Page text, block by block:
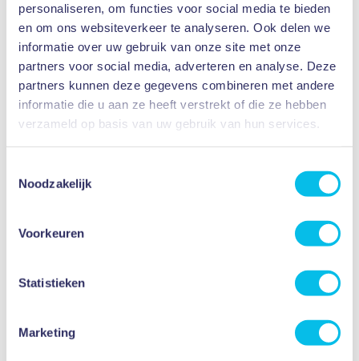
personaliseren, om functies voor social media te bieden
en om ons websiteverkeer te analyseren. Ook delen we
informatie over uw gebruik van onze site met onze
partners voor social media, adverteren en analyse. Deze
partners kunnen deze gegevens combineren met andere
informatie die u aan ze heeft verstrekt of die ze hebben
verzameld op basis van uw gebruik van hun services.
Noodzakelijk
Voorkeuren
Statistieken
Marketing
Ma20JUL Vr28AUG
Zomervakantie
Alle leerlingen
Ma31 AUG
Leerlingen vrij
Meer weten?